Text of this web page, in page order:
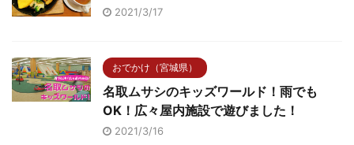
2021/3/17
おでかけ（宮城県）
名取ムサシのキッズワールド！雨でも
OK！広々屋内施設で遊びました！
2021/3/16